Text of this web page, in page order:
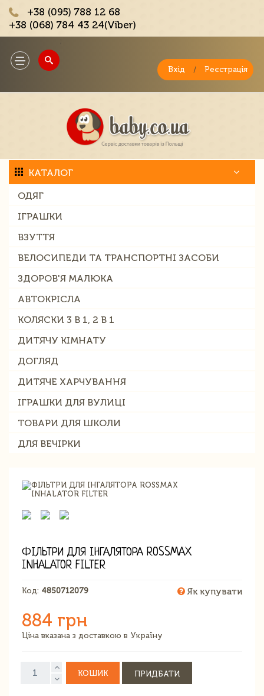
+38 (095) 788 12 68
+38 (068) 784 43 24(Viber)
Toggle
navigation
Вхід / Реєстрація
КАТАЛОГ
ОДЯГ
ІГРАШКИ
ВЗУТТЯ
ВЕЛОСИПЕДИ ТА ТРАНСПОРТНІ ЗАСОБИ
ЗДОРОВ'Я МАЛЮКА
АВТОКРІСЛА
КОЛЯСКИ 3 В 1, 2 В 1
ДИТЯЧУ КІМНАТУ
ДОГЛЯД
ДИТЯЧЕ ХАРЧУВАННЯ
ІГРАШКИ ДЛЯ ВУЛИЦІ
ТОВАРИ ДЛЯ ШКОЛИ
ДЛЯ ВЕЧІРКИ
ФІЛЬТРИ ДЛЯ ІНГАЛЯТОРА ROSSMAX
INHALATOR FILTER
Код: 4850712079 Як купувати
884 грн
Ціна вказана з доставкою в Україну
КОШИК ПРИДБАТИ